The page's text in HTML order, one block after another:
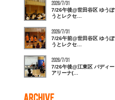
2026/7/31
7/26午後@世田谷区 ゆうぽ
うとレクセ…
2026/7/31
7/26午前@世田谷区 ゆうぽ
うとレクセ…
2026/7/31
7/26午後@江東区 バディー
アリーナ(…